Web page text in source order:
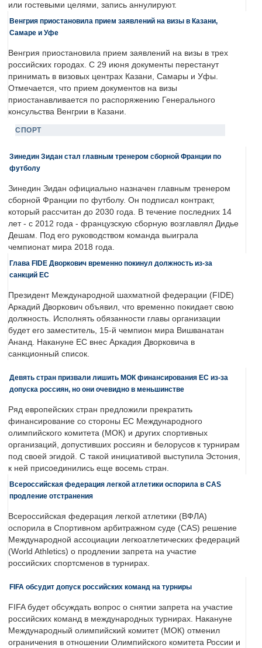
или гостевыми целями, запись аннулируют.
Венгрия приостановила прием заявлений на визы в Казани,
Самаре и Уфе
Венгрия приостановила прием заявлений на визы в трех
российских городах. С 29 июня документы перестанут
принимать в визовых центрах Казани, Самары и Уфы.
Отмечается, что прием документов на визы
приостанавливается по распоряжению Генерального
консульства Венгрии в Казани.
СПОРТ
Зинедин Зидан стал главным тренером сборной Франции по
футболу
Зинедин Зидан официально назначен главным тренером
сборной Франции по футболу. Он подписал контракт,
который рассчитан до 2030 года. В течение последних 14
лет - с 2012 года - французскую сборную возглавлял Дидье
Дешам. Под его руководством команда выиграла
чемпионат мира 2018 года.
Глава FIDE Дворкович временно покинул должность из-за
санкций ЕС
Президент Международной шахматной федерации (FIDE)
Аркадий Дворкович объявил, что временно покидает свою
должность. Исполнять обязанности главы организации
будет его заместитель, 15-й чемпион мира Вишванатан
Ананд. Накануне ЕС внес Аркадия Дворковича в
санкционный список.
Девять стран призвали лишить МОК финансирования ЕС из-за
допуска россиян, но они очевидно в меньшинстве
Ряд европейских стран предложили прекратить
финансирование со стороны ЕС Международного
олимпийского комитета (МОК) и других спортивных
организаций, допустивших россиян и белорусов к турнирам
под своей эгидой. С такой инициативой выступила Эстония,
к ней присоединились еще восемь стран.
Всероссийская федерация легкой атлетики оспорила в CAS
продление отстранения
Всероссийская федерация легкой атлетики (ВФЛА)
оспорила в Спортивном арбитражном суде (CAS) решение
Международной ассоциации легкоатлетических федераций
(World Athletics) о продлении запрета на участие
российских спортсменов в турнирах.
FIFA обсудит допуск российских команд на турниры
FIFA будет обсуждать вопрос о снятии запрета на участие
российских команд в международных турнирах. Накануне
Международный олимпийский комитет (МОК) отменил
ограничения в отношении Олимпийского комитета России и